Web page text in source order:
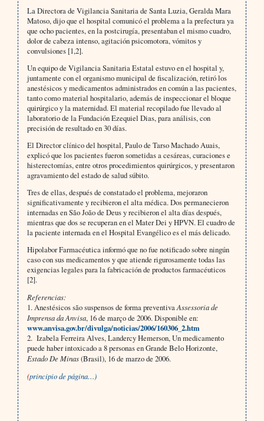
La Directora de Vigilancia Sanitaria de Santa Luzia, Geralda Mara
Matoso, dijo que el hospital comunicó el problema a la prefectura ya
que ocho pacientes, en la postcirugía, presentaban el mismo cuadro,
dolor de cabeza intenso, agitación psicomotora, vómitos y
convulsiones [1,2].
Un equipo de Vigilancia Sanitaria Estatal estuvo en el hospital y,
juntamente con el organismo municipal de fiscalización, retiró los
anestésicos y medicamentos administrados en común a las pacientes,
tanto como material hospitalario, además de inspeccionar el bloque
quirúrgico y la maternidad. El material recopilado fue llevado al
laboratorio de la Fundación Ezequiel Dias, para análisis, con
precisión de resultado en 30 días.
El Director clínico del hospital, Paulo de Tarso Machado Auais,
explicó que los pacientes fueron sometidas a cesáreas, curaciones e
histerectomías, entre otros procedimientos quirúrgicos, y presentaron
agravamiento del estado de salud súbito.
Tres de ellas, después de constatado el problema, mejoraron
significativamente y recibieron el alta médica. Dos permanecieron
internadas en São João de Deus y recibieron el alta días después,
mientras que dos se recuperan en el Mater Dei y HPVN. El cuadro de
la paciente internada en el Hospital Evangélico es el más delicado.
Hipolabor Farmacéutica informó que no fue notificado sobre ningún
caso con sus medicamentos y que atiende rigurosamente todas las
exigencias legales para la fabricación de productos farmacéuticos
[2].
Referencias:
1. Anestésicos são suspensos de forma preventivaAssessoria de
Imprensa da Anvisa, 16 de março de 2006. Disponible en:
www.anvisa.gov.br/divulga/noticias/2006/160306_2.htm
2. Izabela Ferreira Alves, Landercy Hemerson, Un medicamento
puede haber intoxicado a 8 personas en Grande Belo Horizonte,
Estado De Minas(Brasil), 16 de marzo de 2006.
(principio de página…)